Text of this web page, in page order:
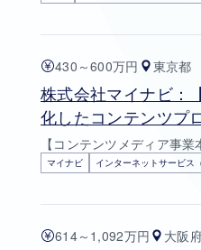
430～600万円 東京都
株式会社マイナビ：
化したコンテンツプ
【コンテンツメディア事
マイナビ インターネットサービス
614～1,092万円 大阪